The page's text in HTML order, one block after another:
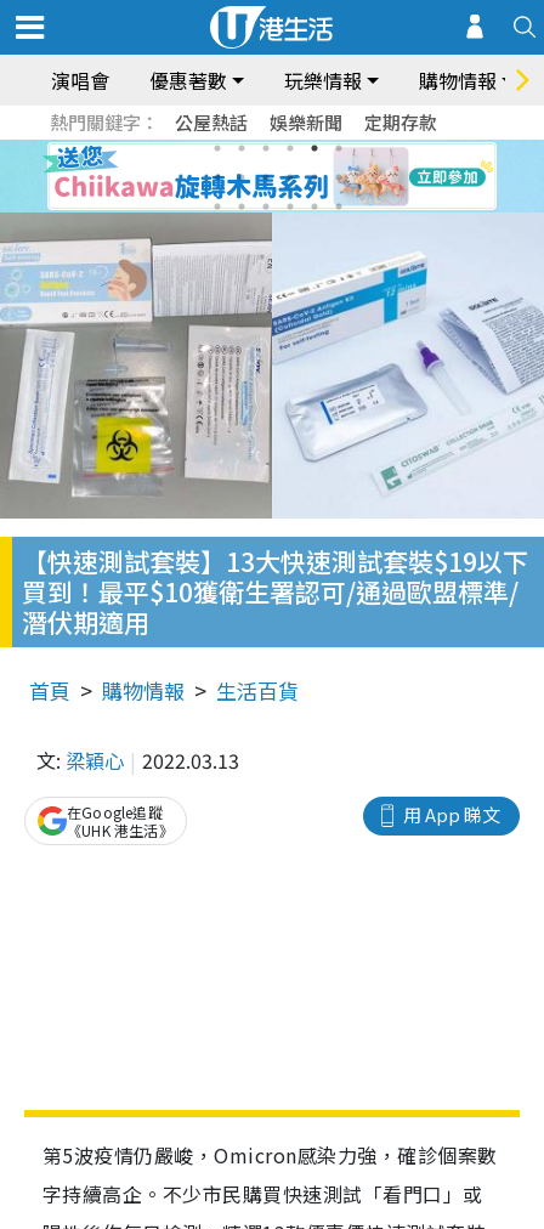
演唱會 優惠著數 玩樂情報 購物情報
熱門關鍵字： 公屋熱話 娛樂新聞 定期存款
【快速測試套裝】13大快速測試套裝$19以下
買到！最平$10獲衛生署認可/通過歐盟標準/
潛伏期適用
首頁 購物情報 生活百貨
文: 梁穎心 2022.03.13
用 App 睇文
在Google追蹤
《UHK 港生活》
第5波疫情仍嚴峻，Omicron感染力強，確診個案數
字持續高企。不少市民購買快速測試「看門口」或